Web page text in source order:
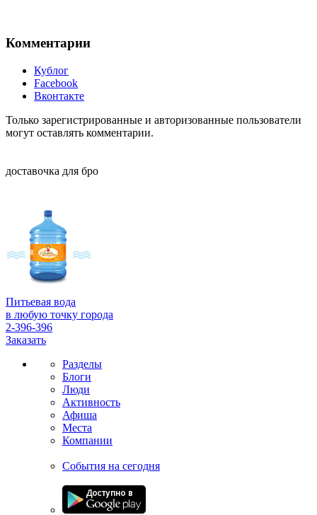
Комментарии
Кублог
Facebook
Вконтакте
Только зарегистрированные и авторизованные пользователи
могут оставлять комментарии.
доставочка для бро
Питьевая вода
в любую точку города
2-396-396
Заказать
Разделы
Блоги
Люди
Активность
Афиша
Места
Компании
События на сегодня